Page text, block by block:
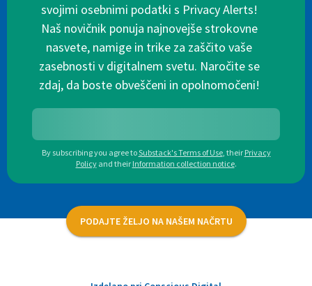
svojimi osebnimi podatki s Privacy Alerts!
Naš novičnik ponuja najnovejše strokovne
nasvete, namige in trike za zaščito vaše
zasebnosti v digitalnem svetu. Naročite se
zdaj, da boste obveščeni in opolnomočeni!
By subscribing you agree toSubstack's Terms of Use, their Privacy
Policy and their Information collection notice.
PODAJTE ŽELJO NA NAŠEM NAČRTU